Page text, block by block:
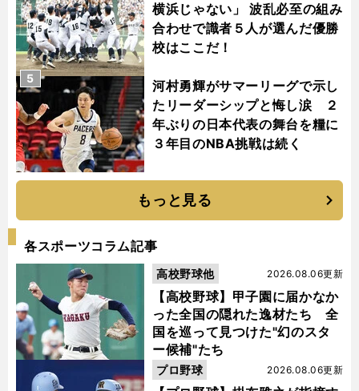
横浜じゃない」 波乱必至の組み
合わせで識者５人が選んだ優勝
校はここだ！
河村勇輝がサマーリーグで示し
たリーダーシップと悔し涙 ２
年ぶりの日本代表の舞台を糧に
３年目のNBA挑戦は続く
5
もっと見る
各スポーツコラム記事
【高校野球】甲子園に届かなか
った全国の隠れた逸材たち 全
国を巡って見つけた"幻のスタ
ー候補"たち
2026.08.06更新
高校野球他
2026.08.06更新
プロ野球